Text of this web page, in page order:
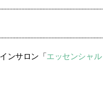
ンサロン「 エッセンシャ